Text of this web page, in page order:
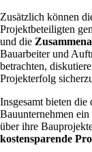
Zusätzlich können
Projektbeteiligten
und die
Bauarbeiter und
betrachten,
Projekterfolg
Insgesamt bieten
Bauunternehmen
über ihre
kostensparende